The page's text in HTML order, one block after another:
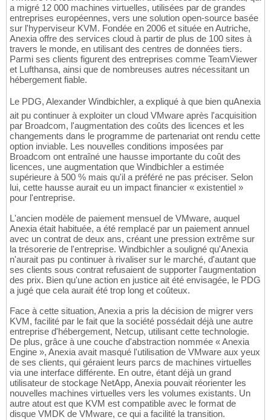
a migré 12 000 machines virtuelles, utilisées par de grandes
entreprises européennes, vers une solution open-source basée
sur l'hyperviseur KVM. Fondée en 2006 et située en Autriche,
Anexia offre des services cloud à partir de plus de 100 sites à
travers le monde, en utilisant des centres de données tiers.
Parmi ses clients figurent des entreprises comme TeamViewer
et Lufthansa, ainsi que de nombreuses autres nécessitant un
hébergement fiable.
Le PDG, Alexander Windbichler, a expliqué à que bien quAnexia
ait pu continuer à exploiter un cloud VMware après l'acquisition
par Broadcom, l'augmentation des coûts des licences et les
changements dans le programme de partenariat ont rendu cette
option inviable. Les nouvelles conditions imposées par
Broadcom ont entraîné une hausse importante du coût des
licences, une augmentation que Windbichler a estimée
supérieure à 500 % mais qu'il a préféré ne pas préciser. Selon
lui, cette hausse aurait eu un impact financier « existentiel »
pour l'entreprise.
L'ancien modèle de paiement mensuel de VMware, auquel
Anexia était habituée, a été remplacé par un paiement annuel
avec un contrat de deux ans, créant une pression extrême sur
la trésorerie de l'entreprise. Windbichler a souligné qu'Anexia
n'aurait pas pu continuer à rivaliser sur le marché, d'autant que
ses clients sous contrat refusaient de supporter l'augmentation
des prix. Bien qu'une action en justice ait été envisagée, le PDG
a jugé que cela aurait été trop long et coûteux.
Face à cette situation, Anexia a pris la décision de migrer vers
KVM, facilité par le fait que la société possédait déjà une autre
entreprise d'hébergement, Netcup, utilisant cette technologie.
De plus, grâce à une couche d'abstraction nommée « Anexia
Engine », Anexia avait masqué l'utilisation de VMware aux yeux
de ses clients, qui géraient leurs parcs de machines virtuelles
via une interface différente. En outre, étant déjà un grand
utilisateur de stockage NetApp, Anexia pouvait réorienter les
nouvelles machines virtuelles vers les volumes existants. Un
autre atout est que KVM est compatible avec le format de
disque VMDK de VMware, ce qui a facilité la transition.